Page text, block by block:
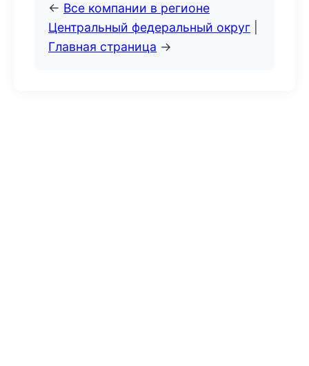
← Все компании в регионе
Центральный федеральный округ
Главная страница →